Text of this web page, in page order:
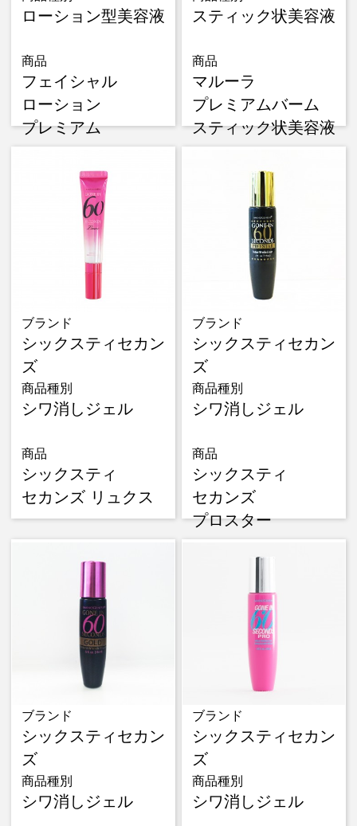
ローション型美容液
商品
フェイシャル
ローション
プレミアム
スティック状美容液
商品
マルーラ
プレミアムバーム
スティック状美容液
ブランド
シックスティセカン
ズ
商品種別
シワ消しジェル
商品
シックスティ
セカンズ リュクス
ブランド
シックスティセカン
ズ
商品種別
シワ消しジェル
商品
シックスティ
セカンズ
プロスター
ブランド
シックスティセカン
ズ
商品種別
シワ消しジェル
ブランド
シックスティセカン
ズ
商品種別
シワ消しジェル